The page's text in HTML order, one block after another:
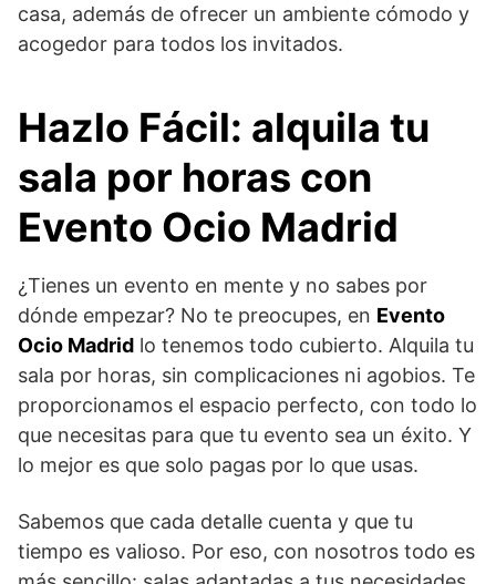
casa, además de ofrecer un ambiente cómodo y
acogedor para todos los invitados.
Hazlo Fácil: alquila tu
sala por horas con
Evento Ocio Madrid
¿Tienes un evento en mente y no sabes por
dónde empezar? No te preocupes, en Evento
Ocio Madrid lo tenemos todo cubierto. Alquila tu
sala por horas, sin complicaciones ni agobios. Te
proporcionamos el espacio perfecto, con todo lo
que necesitas para que tu evento sea un éxito. Y
lo mejor es que solo pagas por lo que usas.
Sabemos que cada detalle cuenta y que tu
tiempo es valioso. Por eso, con nosotros todo es